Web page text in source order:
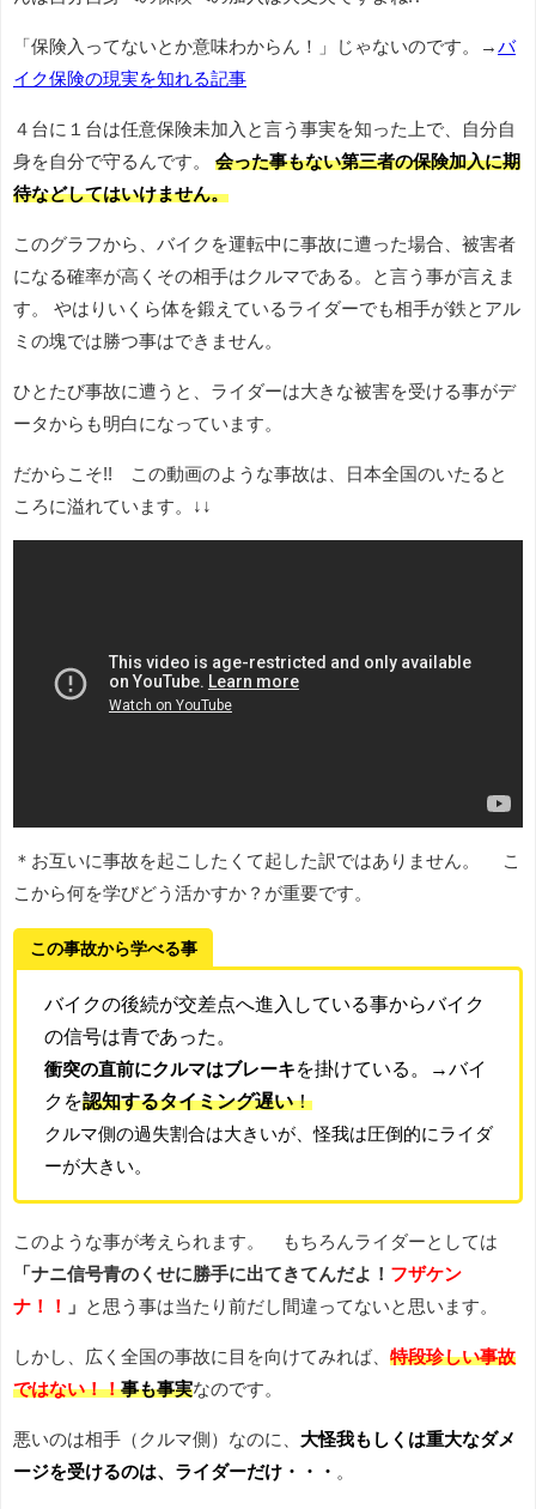
「保険入ってないとか意味わからん！」じゃないのです。→ バ
イク保険の現実を知れる記事
４台に１台は任意保険未加入と言う事実を知った上で、自分自
身を自分で守るんです。 会った事もない第三者の保険加入に期
待などしてはいけません。
このグラフから、バイクを運転中に事故に遭った場合、被害者
になる確率が高くその相手はクルマである。と言う事が言えま
す。 やはりいくら体を鍛えているライダーでも相手が鉄とアル
ミの塊では勝つ事はできません。
ひとたび事故に遭うと、ライダーは大きな被害を受ける事がデ
ータからも明白になっています。
だからこそ!! この動画のような事故は、日本全国のいたると
ころに溢れています。↓↓
＊お互いに事故を起こしたくて起した訳ではありません。 こ
こから何を学びどう活かすか？が重要です。
この事故から学べる事
バイクの後続が交差点へ進入している事からバイク
の信号は青であった。
衝突の直前にクルマはブレーキ を掛けている。→バイ
クを認知するタイミング遅い！
クルマ側の過失割合は大きいが、怪我は圧倒的にライダ
ーが大きい。
このような事が考えられます。 もちろんライダーとしては
「ナニ信号青のくせに勝手に出てきてんだよ！ フザケン
ナ！！
」 と思う事は当たり前だし間違ってないと思います。
しかし、広く全国の事故に目を向けてみれば、 特段珍しい事故
ではない！！事も事実なのです。
悪いのは相手（クルマ側）なのに、 大怪我もしくは重大なダメ
ージを受けるのは、ライダーだけ・・・ 。